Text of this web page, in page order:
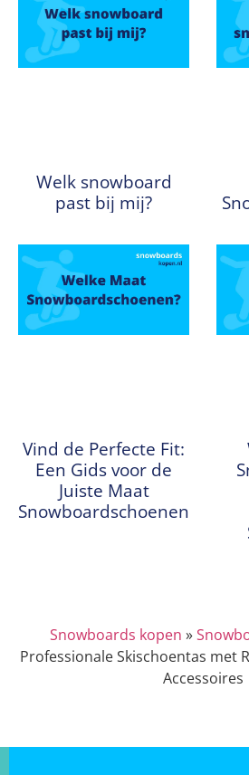
Welk snowboard
past bij mij?
Vind de Perfecte Fit:
Een Gids voor de
Juiste Maat
Snowboardschoenen
Snowboards kopen »
Professionale Skischoentas met
Accessoires